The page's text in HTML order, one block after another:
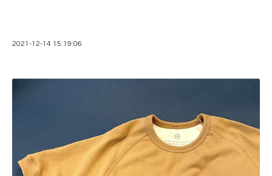
2021-12-14 15:19:06